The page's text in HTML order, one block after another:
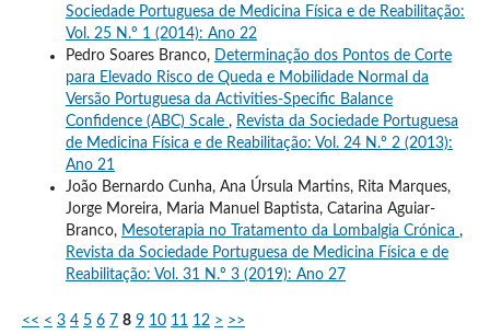
Sociedade Portuguesa de Medicina Física e de Reabilitação:
Vol. 25 N.º 1 (2014): Ano 22
Pedro Soares Branco, Determinação dos Pontos de Corte
para Elevado Risco de Queda e Mobilidade Normal da
Versão Portuguesa da Activities-Specific Balance
Confidence (ABC) Scale , Revista da Sociedade Portuguesa
de Medicina Física e de Reabilitação: Vol. 24 N.º 2 (2013):
Ano 21
João Bernardo Cunha, Ana Úrsula Martins, Rita Marques,
Jorge Moreira, Maria Manuel Baptista, Catarina Aguiar-
Branco, Mesoterapia no Tratamento da Lombalgia Crónica ,
Revista da Sociedade Portuguesa de Medicina Física e de
Reabilitação: Vol. 31 N.º 3 (2019): Ano 27
<< < 3 4 5 6 7 8 9 10 11 12 > >>